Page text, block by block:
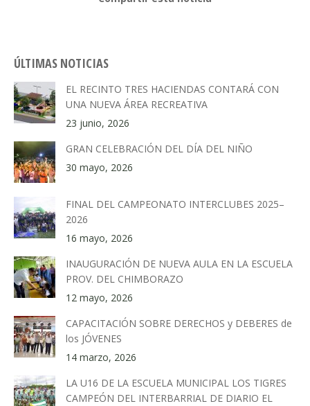
ÚLTIMAS NOTICIAS
EL RECINTO TRES HACIENDAS CONTARÁ CON
UNA NUEVA ÁREA RECREATIVA
23 junio, 2026
GRAN CELEBRACIÓN DEL DÍA DEL NIÑO
30 mayo, 2026
FINAL DEL CAMPEONATO INTERCLUBES 2025–
2026
16 mayo, 2026
INAUGURACIÓN DE NUEVA AULA EN LA ESCUELA
PROV. DEL CHIMBORAZO
12 mayo, 2026
CAPACITACIÓN SOBRE DERECHOS y DEBERES de
los JÓVENES
14 marzo, 2026
LA U16 DE LA ESCUELA MUNICIPAL LOS TIGRES
CAMPEÓN DEL INTERBARRIAL DE DIARIO EL